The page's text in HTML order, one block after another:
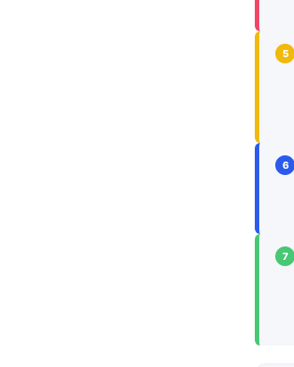
5
6
7